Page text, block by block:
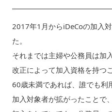
2017年1月からiDeCoの加入
た。
それまでは主婦や公務員は加
改正によって加入資格を持つ
60歳未満であれば、誰でも利
加入対象者が拡がったことで